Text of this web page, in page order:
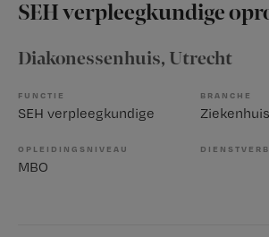
SEH verpleegkundige
Diakonessenhuis, Utrecht
FUNCTIE
SEH verpleegkundige
BRANCHE
Ziekenhuis
OPLEIDINGSNIVEAU
MBO